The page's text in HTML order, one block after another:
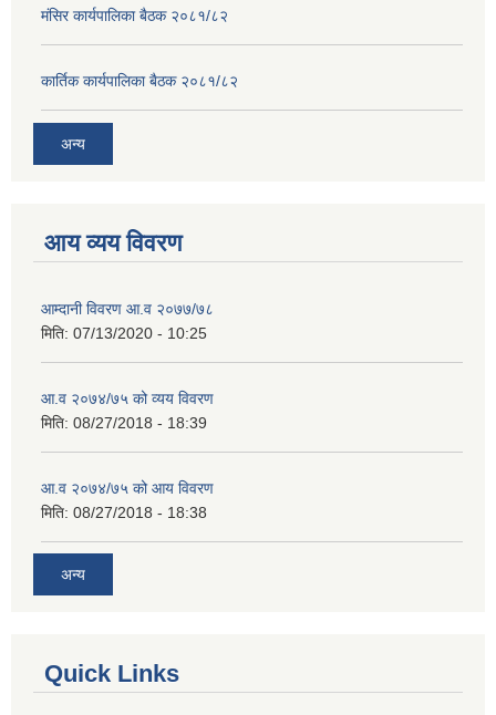
मंसिर कार्यपालिका बैठक २०८१/८२
कार्तिक कार्यपालिका बैठक २०८१/८२
अन्य
आय व्यय विवरण
आम्दानी विवरण आ.व २०७७/७८
मिति: 07/13/2020 - 10:25
आ.व २०७४/७५ को व्यय विवरण
मिति: 08/27/2018 - 18:39
आ.व २०७४/७५ को आय विवरण
मिति: 08/27/2018 - 18:38
अन्य
Quick Links